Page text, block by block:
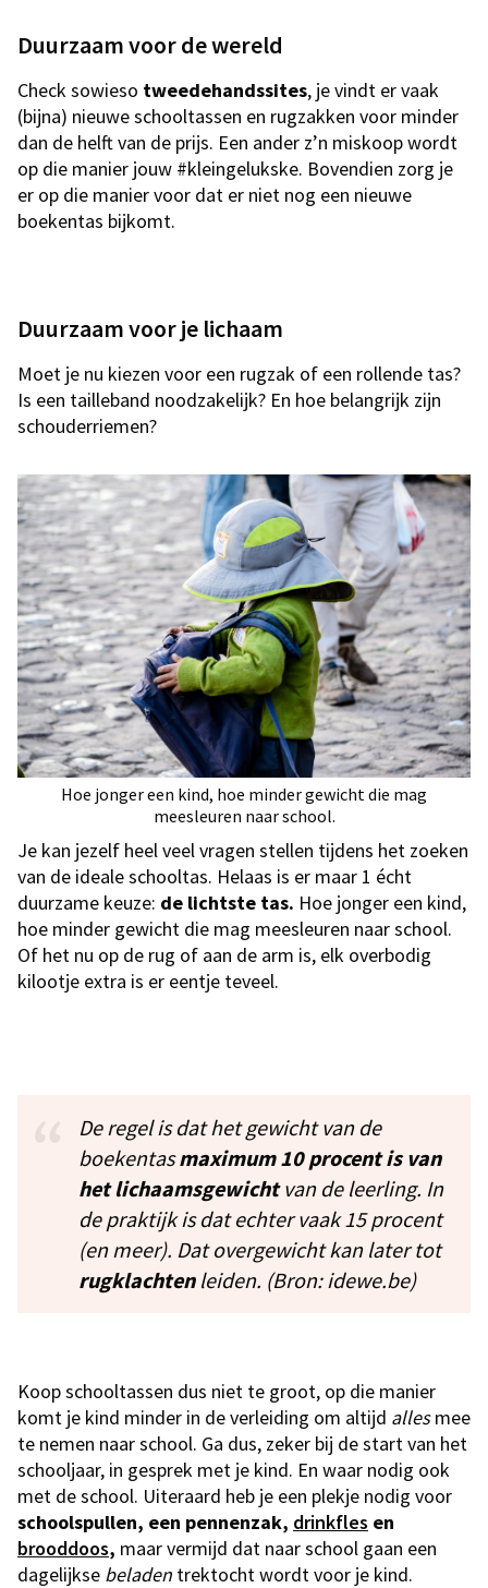
Duurzaam voor de wereld
Check sowieso tweedehandssites, je vindt er vaak
(bijna) nieuwe schooltassen en rugzakken voor minder
dan de helft van de prijs. Een ander z’n miskoop wordt
op die manier jouw #kleingelukske. Bovendien zorg je
er op die manier voor dat er niet nog een nieuwe
boekentas bijkomt.
Duurzaam voor je lichaam
Moet je nu kiezen voor een rugzak of een rollende tas?
Is een tailleband noodzakelijk? En hoe belangrijk zijn
schouderriemen?
Hoe jonger een kind, hoe minder gewicht die mag
meesleuren naar school.
Je kan jezelf heel veel vragen stellen tijdens het zoeken
van de ideale schooltas. Helaas is er maar 1 écht
duurzame keuze: de lichtste tas. Hoe jonger een kind,
hoe minder gewicht die mag meesleuren naar school.
Of het nu op de rug of aan de arm is, elk overbodig
kilootje extra is er eentje teveel.
De regel is dat het gewicht van de
boekentasmaximum 10 procent is van
het lichaamsgewichtvan de leerling. In
de praktijk is dat echter vaak 15 procent
(en meer). Dat overgewicht kan later tot
rugklachtenleiden. (Bron: idewe.be)
Koop schooltassen dus niet te groot, op die manier
komt je kind minder in de verleiding om altijd allesmee
te nemen naar school. Ga dus, zeker bij de start van het
schooljaar, in gesprek met je kind. En waar nodig ook
met de school. Uiteraard heb je een plekje nodig voor
schoolspullen, een pennenzak, drinkfles en
brooddoos, maar vermijd dat naar school gaan een
dagelijkse beladen trektocht wordt voor je kind.